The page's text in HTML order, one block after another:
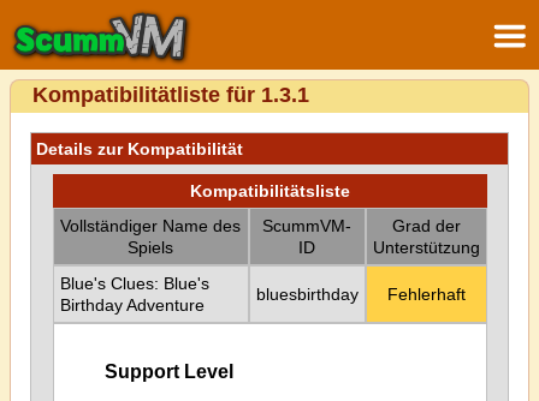
Kompatibilitätliste für 1.3.1
Details zur Kompatibilität
Kompatibilitätsliste
Vollständiger Name des
Spiels
ScummVM-
ID
Grad der
Unterstützung
Blue's Clues: Blue's
Birthday Adventure
bluesbirthday Fehlerhaft
Support Level